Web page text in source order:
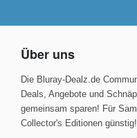
Über uns
Die Bluray-Dealz.de
Deals, Angebote und
gemeinsam sparen! Für
Collector's Editionen günstig!